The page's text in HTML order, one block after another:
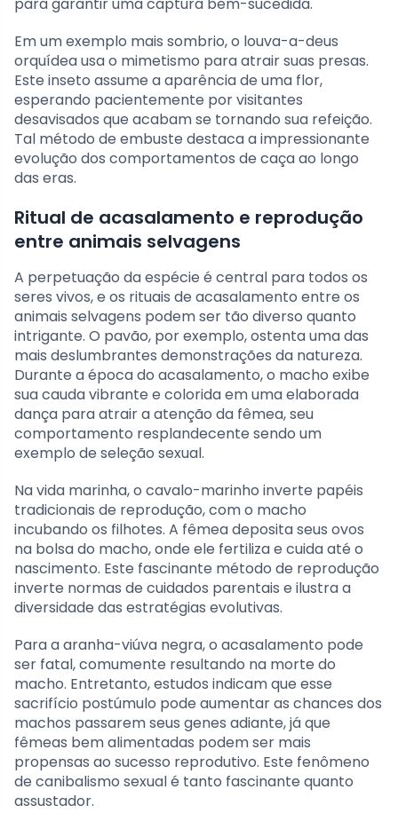
para garantir uma captura bem-sucedida.
Em um exemplo mais sombrio, o louva-a-deus
orquídea usa o mimetismo para atrair suas presas.
Este inseto assume a aparência de uma flor,
esperando pacientemente por visitantes
desavisados ​​que acabam se tornando sua refeição.
Tal método de embuste destaca a impressionante
evolução dos comportamentos de caça ao longo
das eras.
Ritual de acasalamento e reprodução
entre animais selvagens
A perpetuação da espécie é central para todos os
seres vivos, e os rituais de acasalamento entre os
animais selvagens podem ser tão diverso quanto
intrigante. O pavão, por exemplo, ostenta uma das
mais deslumbrantes demonstrações da natureza.
Durante a época do acasalamento, o macho exibe
sua cauda vibrante e colorida em uma elaborada
dança para atrair a atenção da fêmea, seu
comportamento resplandecente sendo um
exemplo de seleção sexual.
Na vida marinha, o cavalo-marinho inverte papéis
tradicionais de reprodução, com o macho
incubando os filhotes. A fêmea deposita seus ovos
na bolsa do macho, onde ele fertiliza e cuida até o
nascimento. Este fascinante método de reprodução
inverte normas de cuidados parentais e ilustra a
diversidade das estratégias evolutivas.
Para a aranha-viúva negra, o acasalamento pode
ser fatal, comumente resultando na morte do
macho. Entretanto, estudos indicam que esse
sacrifício postúmulo pode aumentar as chances dos
machos passarem seus genes adiante, já que
fêmeas bem alimentadas podem ser mais
propensas ao sucesso reprodutivo. Este fenômeno
de canibalismo sexual é tanto fascinante quanto
assustador.